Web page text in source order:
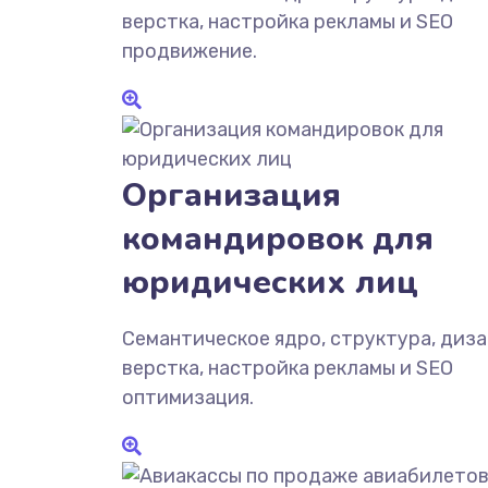
верстка, настройка рекламы и SEO
продвижение.
Организация
командировок для
юридических лиц
Семантическое ядро, структура,
верстка, настройка рекламы и SEO
оптимизация.